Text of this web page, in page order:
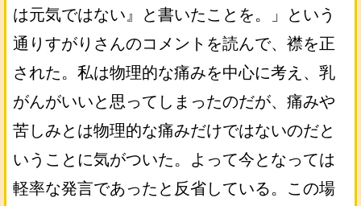
は元気ではない』と書いたことを。」という
通りすがりさんのコメントを読んで、襟を正
された。私は物理的な痛みを中心に考え、乳
がんがいいと思ってしまったのだが、痛みや
苦しみとは物理的な痛みだけではないのだと
いうことに気がついた。よって今となっては
軽率な発言であったと反省している。この場